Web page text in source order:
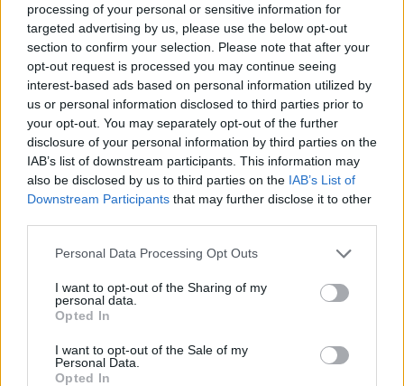
processing of your personal or sensitive information for
targeted advertising by us, please use the below opt-out
section to confirm your selection. Please note that after your
opt-out request is processed you may continue seeing
interest-based ads based on personal information utilized by
us or personal information disclosed to third parties prior to
your opt-out. You may separately opt-out of the further
disclosure of your personal information by third parties on the
IAB’s list of downstream participants. This information may
also be disclosed by us to third parties on the IAB’s List of
Downstream Participants that may further disclose it to other
Please note that this website/app uses one or more Google
not limited to your visit or usage behaviour. You may click to
grant or deny consent to Google and its third-party tags to
use your data for below specified purposes in below Google
consent section.
Personal Data Processing Opt Outs
I want to opt-out of the Sharing of my
personal data.
Opted In
I want to opt-out of the Sale of my
Personal Data.
Opted In
Continua a leggere
NEWS